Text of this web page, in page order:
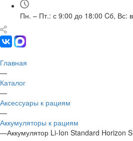
Пн. – Пт.: с 9:00 до 18:00 Cб, Вс:
Главная
—
Каталог
—
Аксессуары к рациям
—
Аккумуляторы к рациям
—Аккумулятор Li-Ion Standard Horizon